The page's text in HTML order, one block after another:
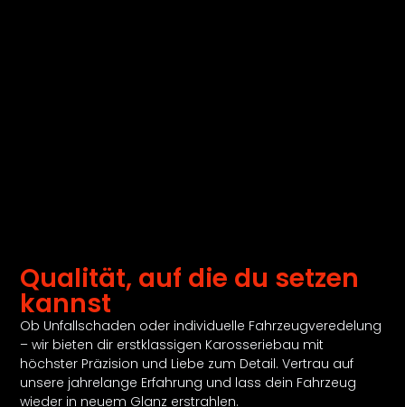
Qualität, auf die du setzen
kannst
Ob Unfallschaden oder individuelle Fahrzeugveredelung
– wir bieten dir erstklassigen Karosseriebau mit
höchster Präzision und Liebe zum Detail. Vertrau auf
unsere jahrelange Erfahrung und lass dein Fahrzeug
wieder in neuem Glanz erstrahlen.